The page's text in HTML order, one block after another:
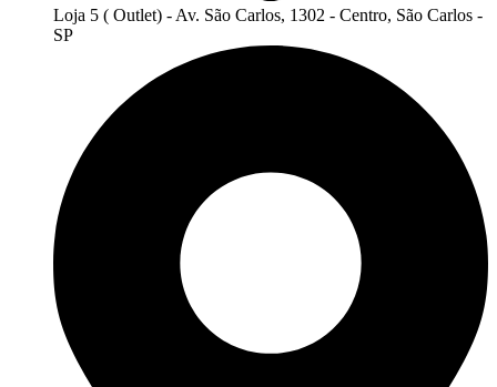
Loja 5 ( Outlet) - Av. São Carlos, 1302 - Centro, São Carlos -
SP